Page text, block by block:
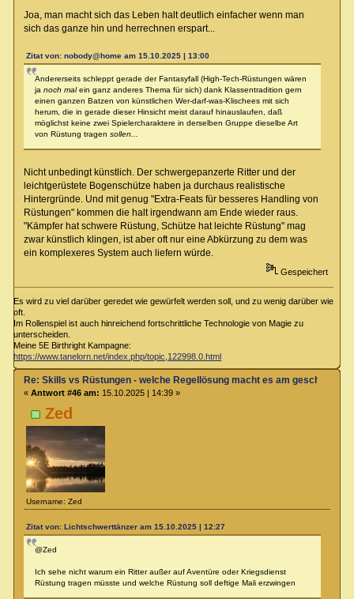
Joa, man macht sich das Leben halt deutlich einfacher wenn man
sich das ganze hin und herrechnen erspart...
Zitat von: nobody@home am 15.10.2025 | 13:00
Andererseits schleppt gerade der Fantasyfall (High-Tech-Rüstungen wären
ja noch malein ganz anderes Thema für sich) dank Klassentradition gern
einen ganzen Batzen von künstlichen Wer-darf-was-Klischees mit sich
herum, die in gerade dieser Hinsicht meist darauf hinauslaufen, daß
möglichst keine zwei Spielercharaktere in derselben Gruppe dieselbe Art
von Rüstung tragen sollen...
Nicht unbedingt künstlich. Der schwergepanzerte Ritter und der
leichtgerüstete Bogenschütze haben ja durchaus realistische
Hintergründe. Und mit genug "Extra-Feats für besseres Handling von
Rüstungen" kommen die halt irgendwann am Ende wieder raus.
"Kämpfer hat schwere Rüstung, Schütze hat leichte Rüstung" mag
zwar künstlich klingen, ist aber oft nur eine Abkürzung zu dem was
ein komplexeres System auch liefern würde.
Gespeichert
Es wird zu viel darüber geredet wie gewürfelt werden soll, und zu wenig darüber wie
oft.
Im Rollenspiel ist auch hinreichend fortschrittliche Technologie von Magie zu
unterscheiden.
Meine 5E Birthright Kampagne:
https://www.tanelorn.net/index.php/topic,122998.0.html
Zed
Username: Zed
Re: Skills vs Rüstungen - welche Regellösung macht es am
« Antwort #46 am: 15.10.2025 | 14:39 »
Zitat von: Lichtschwerttänzer am 15.10.2025 | 12:27
@Zed
Ich sehe nicht warum ein Ritter außer auf Aventüre oder Kriegsdienst
Rüstung tragen müsste und welche Rüstung soll deftige Mali erzwingen